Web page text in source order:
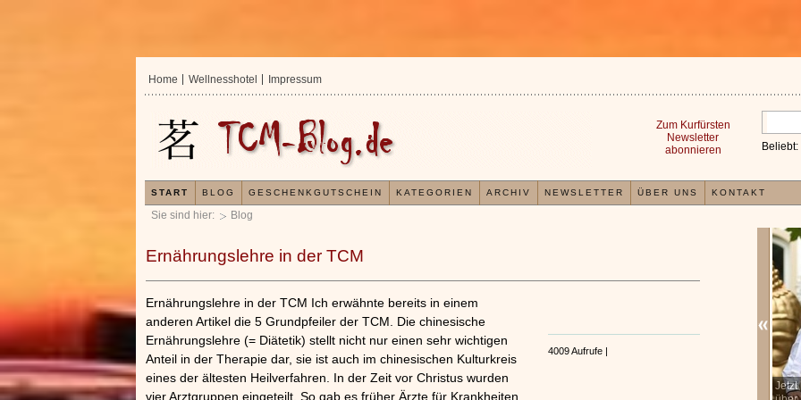
Sie sind hier: Blog
Ernährungslehre in der TCM
4009 Aufrufe |
Ernährungslehre in der TCM Ich erwähnte bereits in einem
anderen Artikel die 5 Grundpfeiler der TCM. Die chinesische
Ernährungslehre (= Diätetik) stellt nicht nur einen sehr wichtigen
Anteil in der Therapie dar, sie ist auch im chinesischen Kulturkreis
eines der ältesten Heilverfahren. In der Zeit vor Christus wurden
vier Arztgruppen eingeteilt. So gab es früher Ärzte für Krankheiten
In der TCM sind Experten der Meinung, dass jeder
Jetzt kostenlos den TCM-Test machen
Home Wellnesshotel Impressum
Beliebt:
Zum Kurfürsten
Newsletter
abonnieren
START BLOG GESCHENKGUTSCHEIN KATEGORIEN ARCHIV NEWSLETTER ÜBER UNS KONTAKT